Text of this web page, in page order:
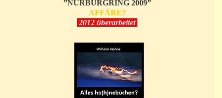
”NÜRBURGRING 2009”
AFFÄRE?
2012 überarbeitet